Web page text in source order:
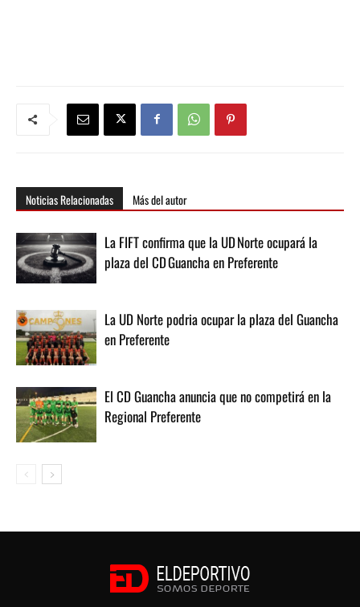
Noticias Relacionadas Más del autor
La FIFT confirma que la UD Norte ocupará la
plaza del CD Guancha en Preferente
La UD Norte podria ocupar la plaza del Guancha
en Preferente
El CD Guancha anuncia que no competirá en la
Regional Preferente